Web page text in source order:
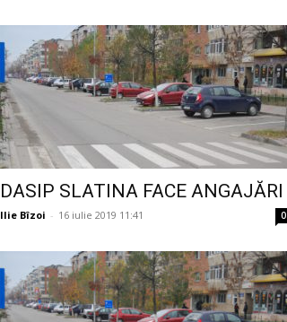
DASIP SLATINA FACE ANGAJĂRI
Ilie Bîzoi - 16 iulie 2019 11:41 0